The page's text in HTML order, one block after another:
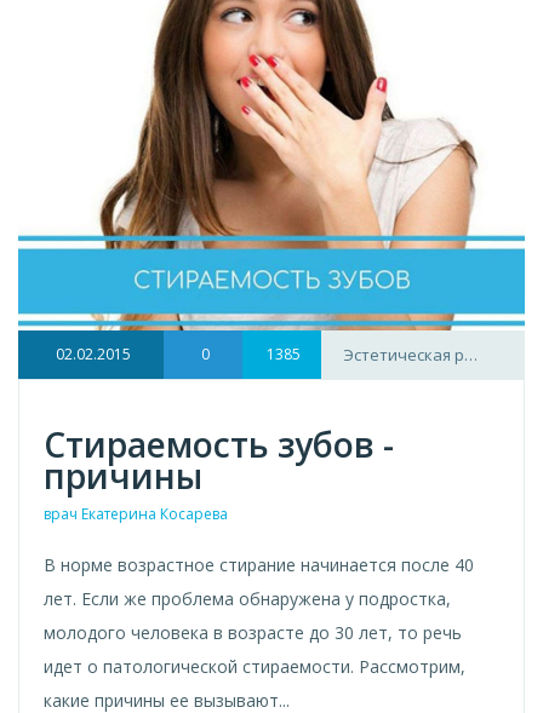
02.02.2015 0 1385 Эстетическая р…
Стираемость зубов -
причины
врач Екатерина Косарева
В норме возрастное стирание начинается после 40
лет. Если же проблема обнаружена у подростка,
молодого человека в возрасте до 30 лет, то речь
идет о патологической стираемости. Рассмотрим,
какие причины ее вызывают...